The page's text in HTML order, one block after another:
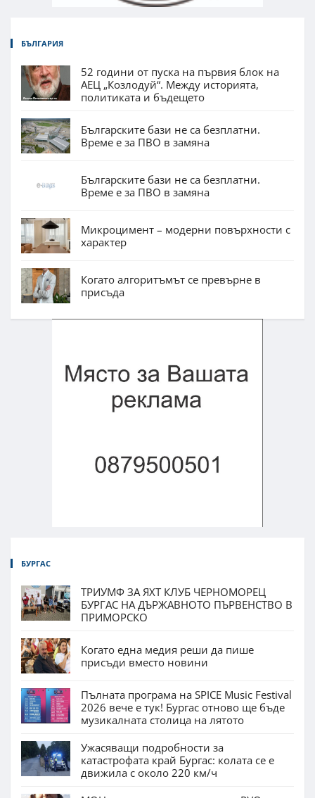
БЪЛГАРИЯ
52 години от пуска на първия блок на
АЕЦ „Козлодуй“. Между историята,
политиката и бъдещето
Българските бази не са безплатни.
Време е за ПВО в замяна
Българските бази не са безплатни.
Време е за ПВО в замяна
Микроцимент – модерни повърхности с
характер
Когато алгоритъмът се превърне в
присъда
БУРГАС
ТРИУМФ ЗА ЯХТ КЛУБ ЧЕРНОМОРЕЦ
БУРГАС НА ДЪРЖАВНОТО ПЪРВЕНСТВО В
ПРИМОРСКО
Когато една медия реши да пише
присъди вместо новини
Пълната програма на SPICE Music Festival
2026 вече е тук! Бургас отново ще бъде
музикалната столица на лятото
Ужасяващи подробности за
катастрофата край Бургас: колата се е
движила с около 220 км/ч